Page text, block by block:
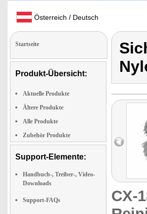
Österreich / Deutsch
Startseite
Produkt-Übersicht:
Aktuelle Produkte
Ältere Produkte
Alle Produkte
Zubehör Produkte
Support-Elemente:
Handbuch-, Treiber-, Video-
Downloads
Support-FAQs CX-